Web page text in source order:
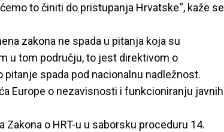
to činiti do pristupanja Hrvatske“, kaže se
zakona ne spada u pitanja koja su
u tom području, to jest direktivom o
spada pod nacionalnu nadležnost.
Europe o nezavisnosti i funkcioniranju javnih
o HRT-u u saborsku proceduru 14.